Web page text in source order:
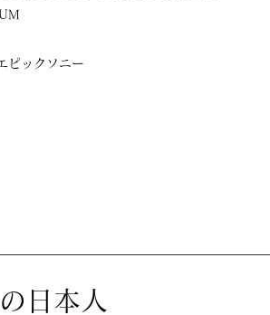
ピックソニー
日本人